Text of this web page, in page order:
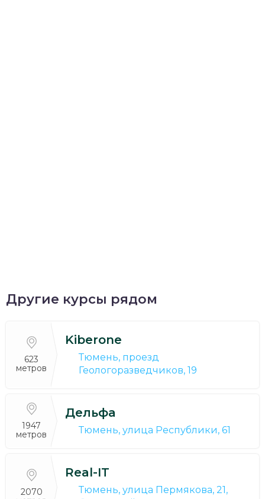
Другие курсы рядом
623
метров
Kiberone
Тюмень, проезд
Геологоразведчиков, 19
1947
метров
Дельфа
Тюмень, улица Республики, 61
2070
Real-IT
Тюмень, улица Пермякова, 21,